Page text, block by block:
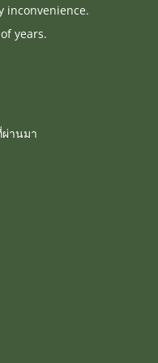
inconvenience.
years.
านมา